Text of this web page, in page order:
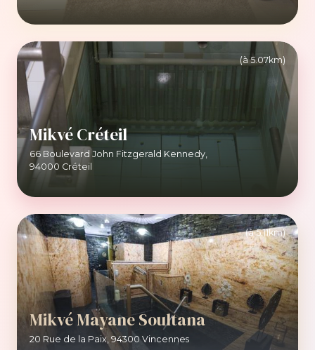
(à 5.07km)
Mikvé Créteil
66 Boulevard John Fitzgerald Kennedy,
94000 Créteil
(à 5.11km)
Mikvé Mayane Soultana
20 Rue de la Paix, 94300 Vincennes